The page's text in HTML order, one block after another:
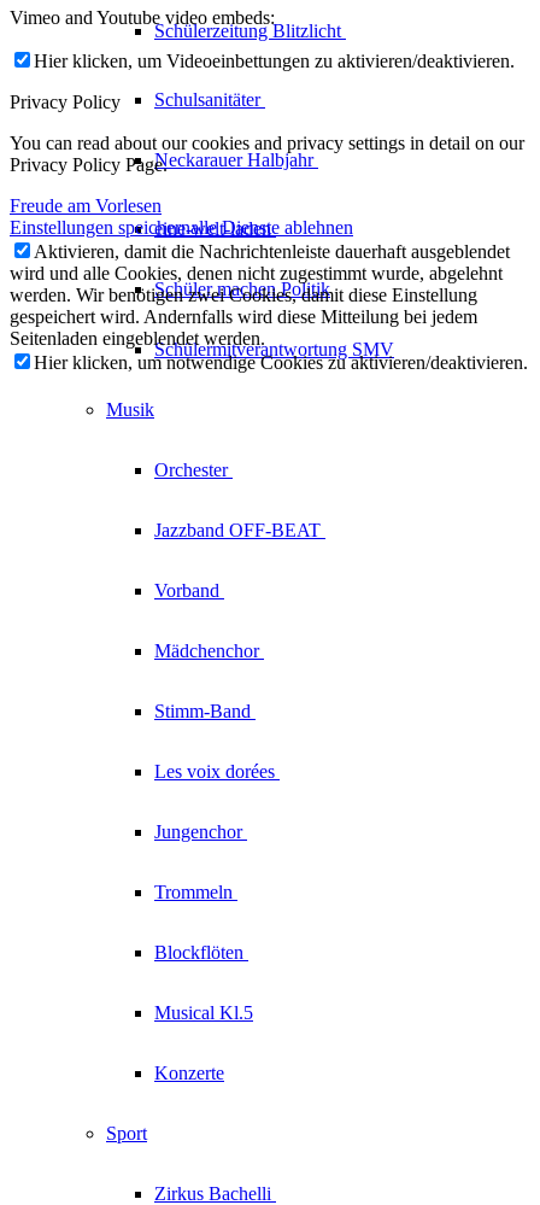
SchülerzeitungBlitzlicht
Schulsanitäter
NeckarauerHalbjahr
eine-welt-laden
Schüler machen Politik
Schülermitverantwortung SMV
Musik
Orchester
Jazzband OFF-BEAT
Vorband
Mädchenchor
Stimm-Band
Les voix dorées
Jungenchor
Trommeln
Blockflöten
Musical Kl.5
Konzerte
Sport
Zirkus Bachelli
Vimeo and Youtube video embeds:
Hier klicken, um Videoeinbettungen zu aktivieren/deaktivieren.
Privacy Policy
You can read about our cookies and privacy settings in detail on our
Privacy Policy Page.
Freude am Vorlesen
Einstellungen speichernalle Dienste ablehnen
Aktivieren, damit die Nachrichtenleiste dauerhaft ausgeblendet
wird und alle Cookies, denen nicht zugestimmt wurde, abgelehnt
werden. Wir benötigen zwei Cookies, damit diese Einstellung
gespeichert wird. Andernfalls wird diese Mitteilung bei jedem
Seitenladen eingeblendet werden.
Hier klicken, um notwendige Cookies zu aktivieren/deaktivieren.